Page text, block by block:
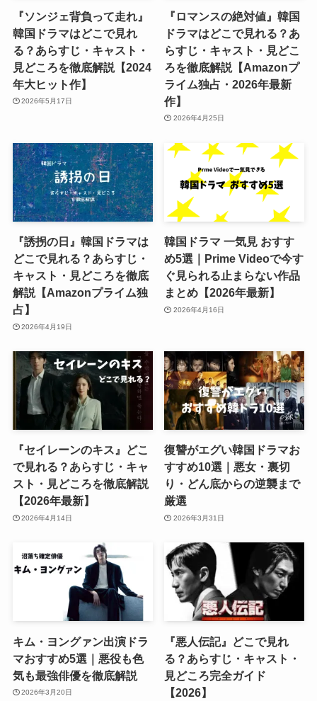
『ソンジェ背負って走れ』
韓国ドラマはどこで見れ
る？あらすじ・キャスト・
見どころを徹底解説【2024
年大ヒット作】
2026年5月17日
『ロマンスの絶対値』韓国
ドラマはどこで見れる？あ
らすじ・キャスト・見どこ
ろを徹底解説【Amazonプ
ライム独占・2026年最新
作】
2026年4月25日
『誘拐の日』韓国ドラマは
どこで見れる？あらすじ・
キャスト・見どころを徹底
解説【Amazonプライム独
占】
2026年4月19日
韓国ドラマ 一気見 おすす
め5選｜Prime Videoで今す
ぐ見られる止まらない作品
まとめ【2026年最新】
2026年4月16日
『セイレーンのキス』どこ
で見れる？あらすじ・キャ
スト・見どころを徹底解説
【2026年最新】
2026年4月14日
復讐がエグい韓国ドラマお
すすめ10選｜悪女・裏切
り・どん底からの逆襲まで
厳選
2026年3月31日
キム・ヨングァン出演ドラ
マおすすめ5選｜悪役も色
気も最強俳優を徹底解説
2026年3月20日
『悪人伝記』どこで見れ
る？あらすじ・キャスト・
見どころ完全ガイド
【2026】